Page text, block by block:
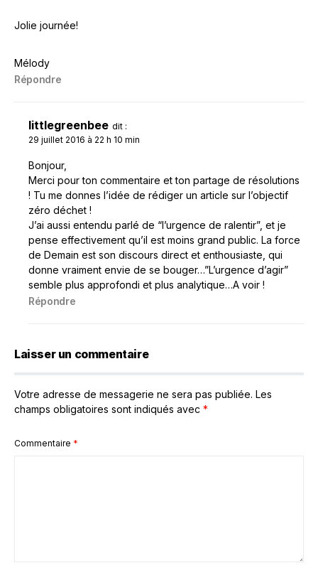
Jolie journée!
Mélody
Répondre
littlegreenbee dit :
29 juillet 2016 à 22 h 10 min
Bonjour,
Merci pour ton commentaire et ton partage de résolutions
! Tu me donnes l’idée de rédiger un article sur l’objectif
zéro déchet !
J’ai aussi entendu parlé de “l’urgence de ralentir”, et je
pense effectivement qu’il est moins grand public. La force
de Demain est son discours direct et enthousiaste, qui
donne vraiment envie de se bouger…”L’urgence d’agir”
semble plus approfondi et plus analytique…A voir !
Répondre
Laisser un commentaire
Votre adresse de messagerie ne sera pas publiée. Les
champs obligatoires sont indiqués avec *
Commentaire *